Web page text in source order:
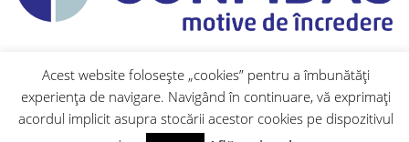
Parteneri media
Gazeta ocnam Asocia
Site-uri partenere
Societa Biroul
Acest website folosește „cookies” pentru a îmbunătăți
experiența de navigare. Navigând în continuare, vă exprimați
acordul implicit asupra stocării acestor cookies pe dispozitivul